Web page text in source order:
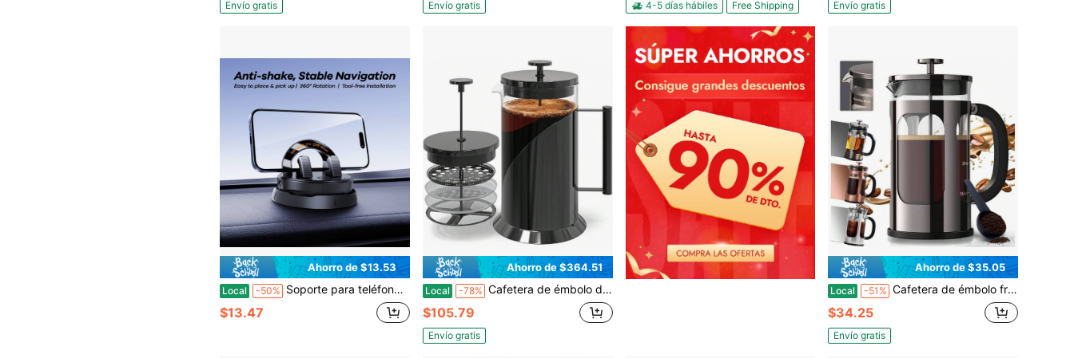
Envío gratis Envío gratis 4-5 días hábiles Free Shipping Envío gratis
Ahorro de $13.53
Local -50% Soporte para teléfono de coche, rotación 360° & ajuste de inclinación, vista vertical/horizontal, agarre estable sin vibraciones, accesorio de coche compatible universalmente
$13.47
Ahorro de $364.51
Local -78% Cafetera de émbolo de acero inoxidable - Prensa francesa de 34 onzas con filtración de 4 niveles, vaso resistente, excelente para el té
$105.79
Envío gratis
Ahorro de $35.05
Local -51% Cafetera de émbolo francés de 1 litro (34 onzas), elaborada en vidrio borosilicato y acero inoxidable, gran cafetera portátil para preparar café frío, tetera de cocina, accesorios para viajes y camping, color gris oscuro
$34.25
Envío gratis